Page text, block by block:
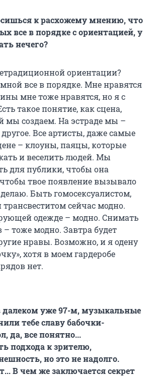
к расхожему мнению, что
все в порядке с ориентацией, у
нечего?
ориентации?
все в порядке. Мне нравятся
мне тоже нравятся, но я с
такое понятие, как сцена,
создаем. На эстраде мы –
Все артисты, даже самые
– клоуны, паяцы, которые
и веселить людей. Мы
для публики, чтобы она
твое появление вызывало
Быть гомосексуалистом,
сейчас модно.
одежде – модно. Снимать
– тоже модно. Завтра будет
нравы. Возможно, и я одену
хотя в моем гардеробе
нет.
далеком уже 97-м, музыкальные
тебе славу бабочки-
да, все понятно...
подхода к зрителю,
но это не надолго.
В чем же заключается секрет